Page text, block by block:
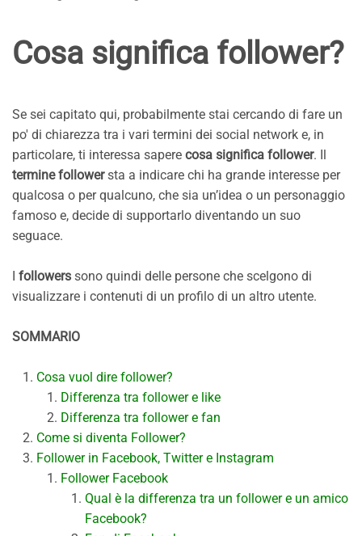
Cosa significa follower?
Se sei capitato qui, probabilmente stai cercando di fare un
po' di chiarezza tra i vari termini dei social network e, in
particolare, ti interessa sapere cosa significa follower. Il
termine followersta a indicare chi ha grande interesse per
qualcosa o per qualcuno, che sia un’idea o un personaggio
famoso e, decide di supportarlo diventando un suo
seguace.
I followers sono quindi delle persone che scelgono di
visualizzare i contenuti di un profilo di un altro utente.
SOMMARIO
Cosa vuol dire follower?
Differenza tra follower e like
Differenza tra follower e fan
Come si diventa Follower?
Follower in Facebook, Twitter e Instagram
Follower Facebook
Qual è la differenza tra un follower e un amico
Facebook?